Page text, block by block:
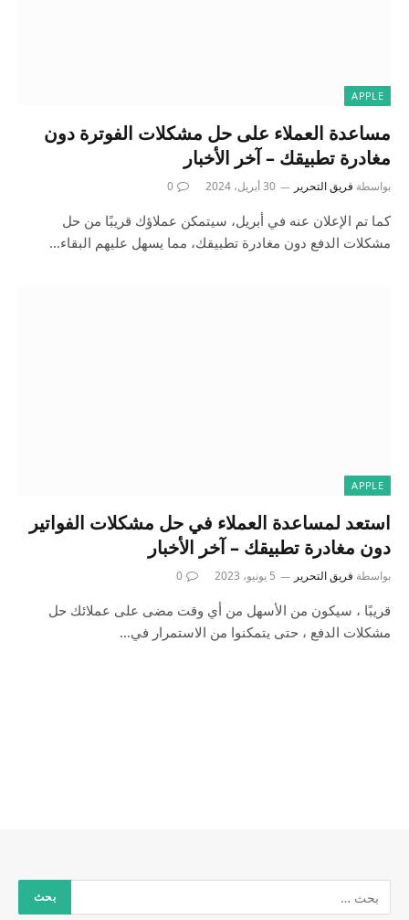
APPLE
مساعدة العملاء على حل مشكلات الفوترة دون
مغادرة تطبيقك – آخر الأخبار
بواسطة فريق التحرير 30 أبريل، 2024 0
كما تم الإعلان عنه في أبريل، سيتمكن عملاؤك قريبًا من حل
مشكلات الدفع دون مغادرة تطبيقك، مما يسهل عليهم البقاء…
APPLE
استعد لمساعدة العملاء في حل مشكلات الفواتير
دون مغادرة تطبيقك – آخر الأخبار
بواسطة فريق التحرير 5 يونيو، 2023 0
قريبًا ، سيكون من الأسهل من أي وقت مضى على عملائك حل
مشكلات الدفع ، حتى يتمكنوا من الاستمرار في…